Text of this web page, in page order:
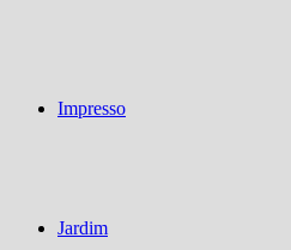
Impresso
Jardim